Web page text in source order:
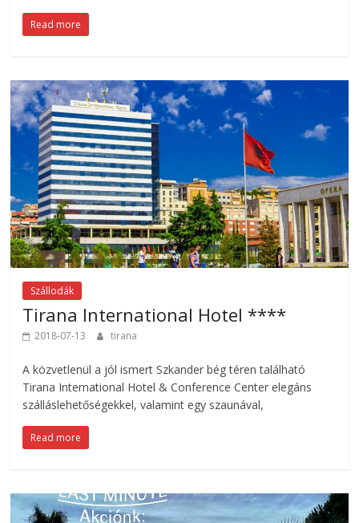
Read more
Szállodák
Tirana International Hotel ****
2018-07-13 tirana
A közvetlenül a jól ismert Szkander bég téren található
Tirana International Hotel & Conference Center elegáns
szálláslehetőségekkel, valamint egy szaunával,
Read more